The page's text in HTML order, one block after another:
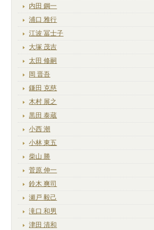
内田 鋼一
浦口 雅行
江波 冨士子
大塚 茂吉
太田 修嗣
岡 晋吾
鎌田 克慈
木村 展之
黒田 泰蔵
小西 潮
小林 東五
柴山 勝
菅原 伸一
鈴木 爽司
瀬戸 毅己
滝口 和男
津田 清和